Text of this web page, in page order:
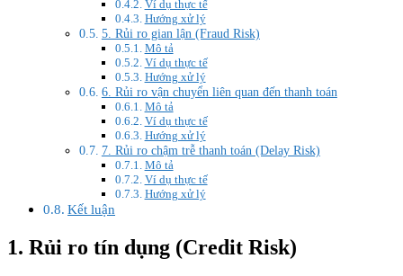
Ví dụ thực tế
Hướng xử lý
5. Rủi ro gian lận (Fraud Risk)
Mô tả
Ví dụ thực tế
Hướng xử lý
6. Rủi ro vận chuyển liên quan đến thanh toán
Mô tả
Ví dụ thực tế
Hướng xử lý
7. Rủi ro chậm trễ thanh toán (Delay Risk)
Mô tả
Ví dụ thực tế
Hướng xử lý
Kết luận
1. Rủi ro tín dụng (Credit Risk)